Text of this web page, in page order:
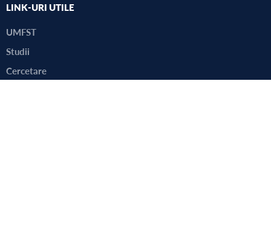
LINK-URI UTILE
UMFST
Studii
Cercetare